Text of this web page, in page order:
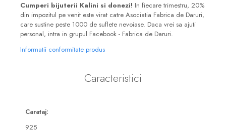
Cumperi bijuterii Kalini si donezi! In fiecare trimestru, 20%
din impozitul pe venit este virat catre Asociatia Fabrica de Daruri,
care sustine peste 1000 de suflete nevoiase. Daca vrei sa ajuti
personal, intra in grupul Facebook - Fabrica de Daruri.
Informatii conformitate produs
Caracteristici
Carataj:
925